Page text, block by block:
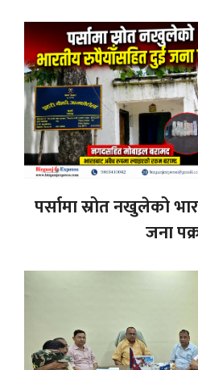
पर्सामा स्रोत नखुलेको
जना